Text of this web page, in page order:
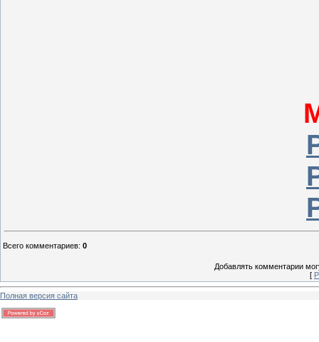
Всего комментариев: 0
Добавлять комментарии
[
Полная версия сайта